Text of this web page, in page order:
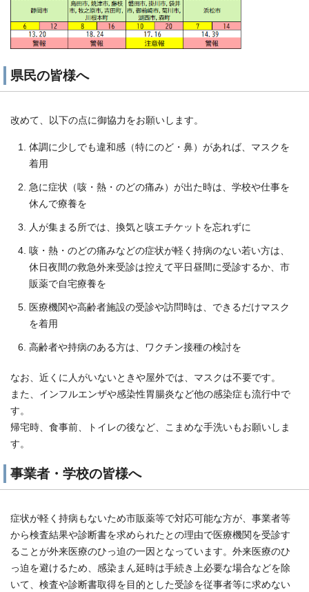
県民の皆様へ
改めて、以下の点に御協力をお願いします。
体調に少しでも違和感（特にのど・鼻）があれば、マスクを
着用
急に症状（咳・熱・のどの痛み）が出た時は、学校や仕事を
休んで療養を
人が集まる所では、換気と咳エチケットを忘れずに
咳・熱・のどの痛みなどの症状が軽く持病のない若い方は、
休日夜間の救急外来受診は控えて平日昼間に受診するか、市
販薬で自宅療養を
医療機関や高齢者施設の受診や訪問時は、できるだけマスク
を着用
高齢者や持病のある方は、ワクチン接種の検討を
なお、近くに人がいないときや屋外では、マスクは不要です。
また、インフルエンザや感染性胃腸炎など他の感染症も流行中で
す。
帰宅時、食事前、トイレの後など、こまめな手洗いもお願いしま
す。
事業者・学校の皆様へ
症状が軽く持病もないため市販薬等で対応可能な方が、事業者等
から検査結果や診断書を求められたとの理由で医療機関を受診す
ることが外来医療のひっ迫の一因となっています。外来医療のひ
っ迫を避けるため、感染まん延時は手続き上必要な場合などを除
いて、検査や診断書取得を目的とした受診を従事者等に求めない